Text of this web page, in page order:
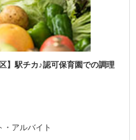
】駅チカ♪認可保育園での調理
アルバイト